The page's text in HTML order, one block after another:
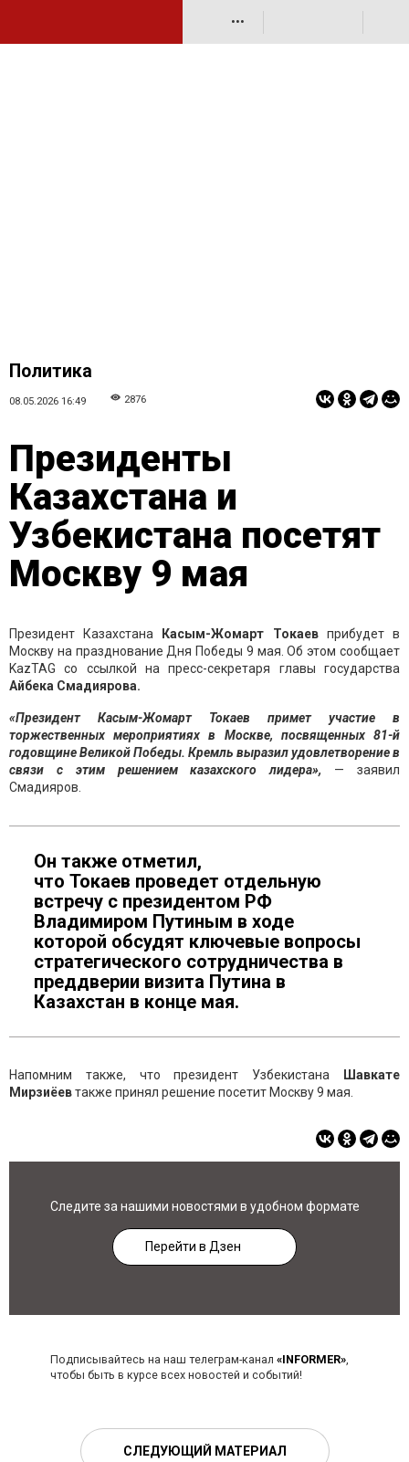
•••
Политика
08.05.2026 16:49 2876
Президенты
Казахстана и
Узбекистана посетят
Москву 9 мая
Президент Казахстана Касым-Жомарт Токаевприбудет в
Москву на празднование Дня Победы 9 мая. Об этом сообщает
KazTAG со ссылкой на пресс-секретаря главы государства
Айбека Смадиярова.
«Президент Касым-Жомарт Токаев примет участие в
торжественных мероприятиях в Москве, посвященных 81-й
годовщине Великой Победы. Кремль выразил удовлетворение в
связи с этим решением казахского лидера», — заявил
Смадияров.
Он также отметил,
что Токаев проведет отдельную
встречу с президентом РФ
Владимиром Путиным в ходе
которой обсудят ключевые вопросы
стратегического сотрудничества в
преддверии визита Путина в
Казахстан в конце мая.
Напомним также, что президент Узбекистана
Шавкате
Мирзиёевтакже принял решение посетит Москву 9 мая.
Следите за нашими новостями в удобном формате
Перейти в Дзен
Подписывайтесь на наш телеграм-канал «INFORMER»,
чтобы быть в курсе всех новостей и событий!
СЛЕДУЮЩИЙ МАТЕРИАЛ